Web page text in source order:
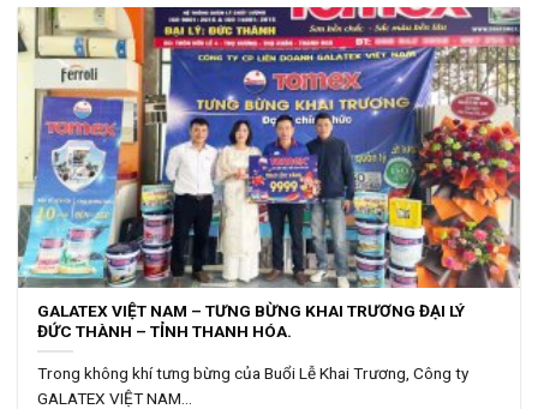
GALATEX VIỆT NAM – TƯNG BỪNG KHAI TRƯƠNG ĐẠI LÝ
ĐỨC THÀNH – TỈNH THANH HÓA.
Trong không khí tưng bừng của Buổi Lễ Khai Trương, Công ty
GALATEX VIỆT NAM...